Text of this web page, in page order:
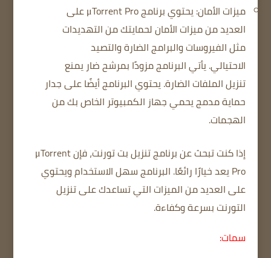
ميزات الأمان: يحتوي برنامج μTorrent Pro على
العديد من ميزات الأمان لحمايتك من التهديدات
مثل الفيروسات والبرامج الضارة والتصيد
الاحتيالي.يأتي البرنامج مزودًا بمرشح ضار يمنع
تنزيل الملفات الضارة.يحتوي البرنامج أيضًا على جدار
حماية مدمج يحمي جهاز الكمبيوتر الخاص بك من
الهجمات.
إذا كنت تبحث عن برنامج تنزيل بت تورنت، فإن μTorrent
Pro يعد خيارًا رائعًا.
البرنامج سهل الاستخدام ويحتوي
على العديد من الميزات التي تساعدك على تنزيل
التورنت بسرعة وكفاءة.
سمات: